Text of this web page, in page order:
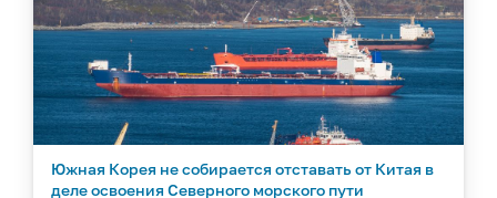
Южная Корея не собирается отставать от Китая в
деле освоения Северного морского пути